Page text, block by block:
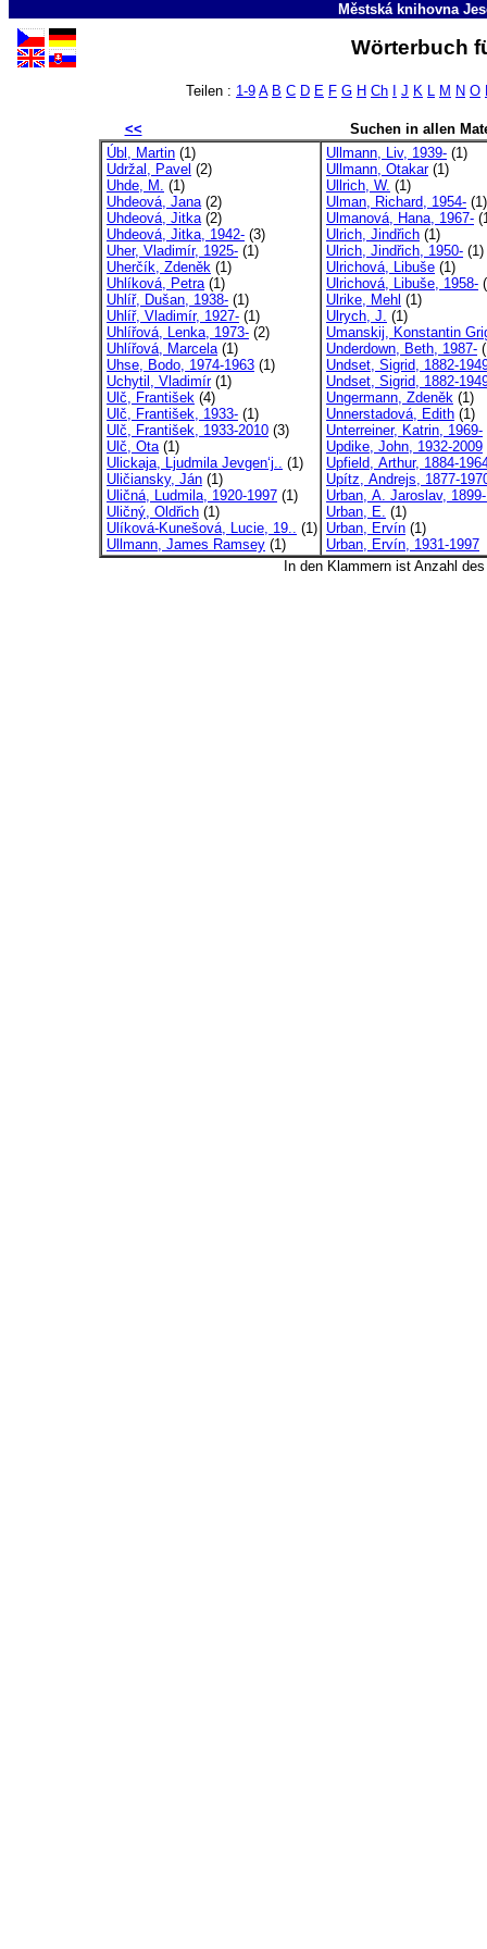
Městská knihovna
Wörterbuch
Teilen : 1-9 A B C D E F G H Ch J K L M N O
<<
Suchen in allen
Úbl, Martin (1)
Udržal, Pavel (2)
Uhde, M. (1)
Uhdeová, Jana(2)
Uhdeová, Jitka(2)
Uhdeová, Jitka, 1942- (3)
Uher, Vladimír, 1925- (1)
Uherčík, Zdeněk (1)
Uhlíková, Petra(1)
Uhlíř, Dušan, 1938- (1)
Uhlíř, Vladimír, 1927- (1)
Uhlířová, Lenka, 1973- (2)
Uhlířová, Marcela(1)
Uhse, Bodo, 1974-1963 (1)
Uchytil, Vladimír(1)
Ulč, František (4)
Ulč, František, 1933- (1)
Ulč, František, 1933-2010 (3)
Ulč, Ota(1)
Ulickaja, Ljudmila Jevgen‘j.. (1)
Uličiansky, Ján (1)
Uličná, Ludmila, 1920-1997 (1)
Uličný, Oldřich (1)
Ulíková-Kunešová, Lucie, 19.. (1)
Ullmann, James Ramsey (1)
Ullmann, Liv, 1939- (1)
Ullmann, Otakar(1)
Ullrich, W. (1)
Ulman, Richard, 1954- (1)
Ulmanová, Hana, 1967-
Ulrich, Jindřich (1)
Ulrich, Jindřich, 1950- (1)
Ulrichová, Libuše (1)
Ulrichová, Libuše, 1958-
Ulrike, Mehl (1)
Ulrych, J. (1)
Umanskij, Konstantin
Underdown, Beth, 1987-
Undset, Sigrid, 1882-
Undset, Sigrid, 1882-
Ungermann, Zdeněk (1)
Unnerstadová, Edith (1)
Unterreiner, Katrin, 1969-
Updike, John, 1932-2009
Upfield, Arthur, 1884-
Upítz, Andrejs, 1877-
Urban, A. Jaroslav,
Urban, E. (1)
Urban, Ervín (1)
Urban, Ervín, 1931-1997
In den Klammern ist Anzahl